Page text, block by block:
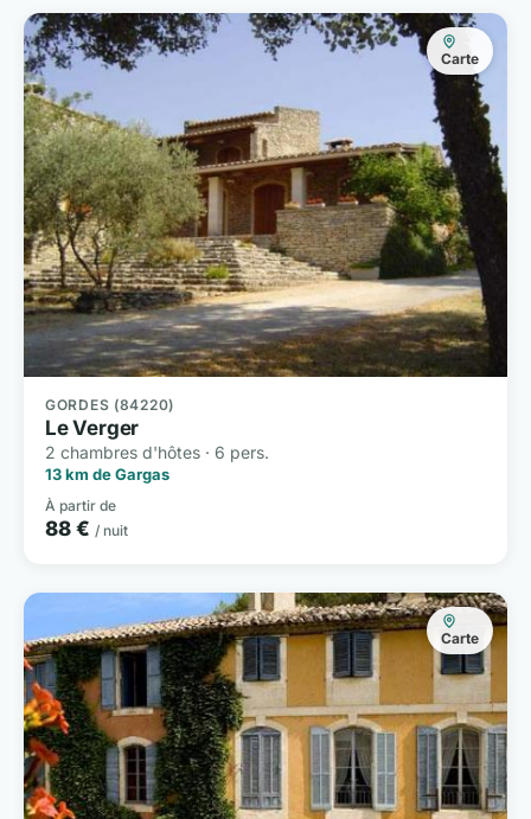
Carte
GORDES (84220)
Le Verger
2 chambres d'hôtes · 6 pers.
13 km de Gargas
À partir de
88 € / nuit
Carte